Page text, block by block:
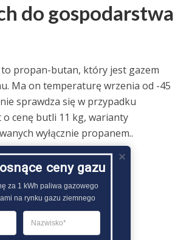
do gospodarstwa
to propan-butan, który jest gazem
Ma on temperaturę wrzenia od -45
sprawdza się w przypadku
cenę butli 11 kg, warianty
wyłącznie propanem..
ceny gazu
za 1 kWh paliwa gazowego
na rynku gazu ziemnego